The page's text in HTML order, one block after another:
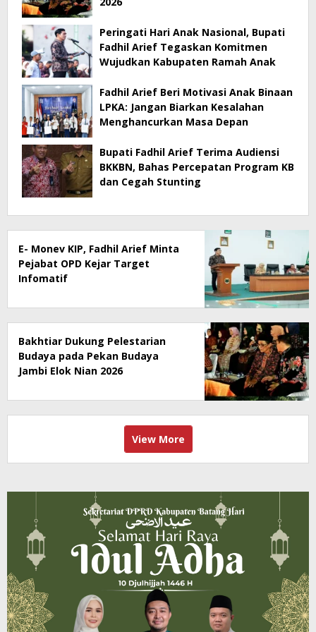
Peringati Hari Anak Nasional, Bupati
Fadhil Arief Tegaskan Komitmen
Wujudkan Kabupaten Ramah Anak
Fadhil Arief Beri Motivasi Anak Binaan
LPKA: Jangan Biarkan Kesalahan
Menghancurkan Masa Depan
Bupati Fadhil Arief Terima Audiensi
BKKBN, Bahas Percepatan Program KB
dan Cegah Stunting
E- Monev KIP, Fadhil Arief Minta
Pejabat OPD Kejar Target
Infomatif
Bakhtiar Dukung Pelestarian
Budaya pada Pekan Budaya
Jambi Elok Nian 2026
View More